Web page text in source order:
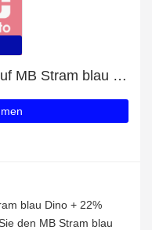
Genießen Sie 44% Rabatt auf MB Stram blau Dino + 22% zusätzlichen Rabatt
blau Dino + 22%
den MB Stram blau